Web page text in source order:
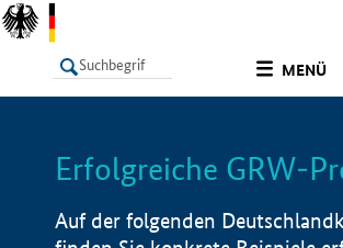
MENÜ
LISTE
Erfolgreiche GRW-
Auf der folgenden